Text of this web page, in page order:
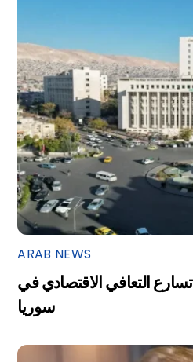
ARAB NEWS
التعافي الاقتصادي في
سوريا